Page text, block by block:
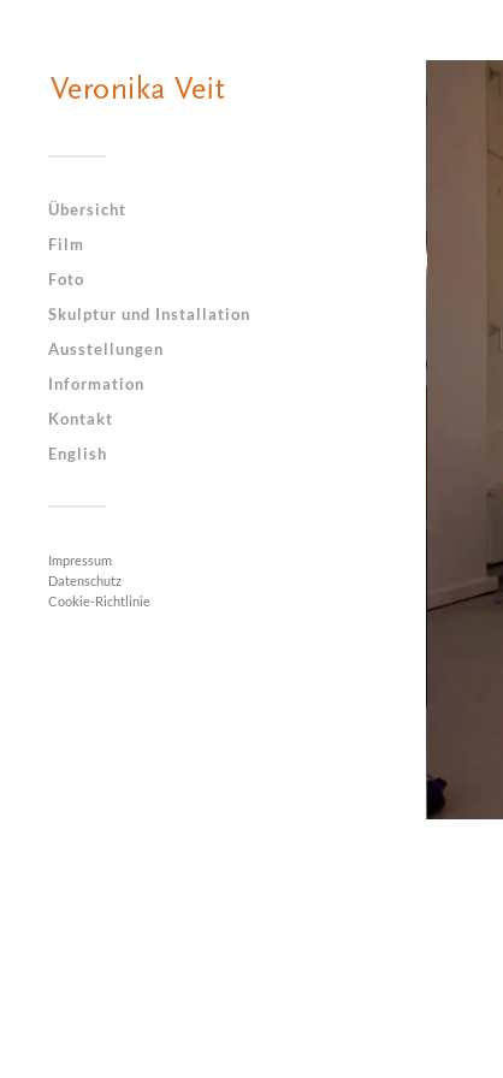
Übersicht
Film
Foto
Skulptur und Installation
Ausstellungen
Information
Kontakt
English
Impressum
Datenschutz
Cookie-Richtlinie